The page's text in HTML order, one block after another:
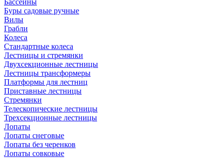
Бассейны
Буры садовые ручные
Вилы
Грабли
Колеса
Стандартные колеса
Лестницы и стремянки
Двухсекционные лестницы
Лестницы трансформеры
Платформы для лестниц
Приставные лестницы
Стремянки
Телескопические лестницы
Трехсекционные лестницы
Лопаты
Лопаты снеговые
Лопаты без черенков
Лопаты совковые